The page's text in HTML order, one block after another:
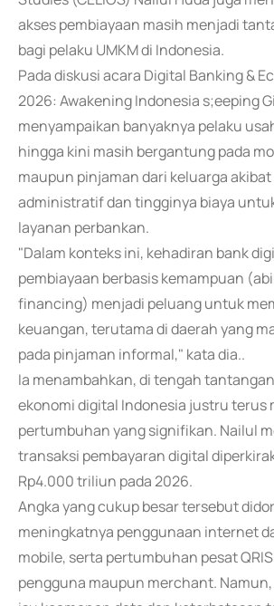
akses pembiayaan masih menjadi
bagi pelaku UMKM di Indonesia.
Pada diskusi acara Digital Banking &
2026: Awakening Indonesia s;eeping
menyampaikan banyaknya pelaku
hingga kini masih bergantung pada
maupun pinjaman dari keluarga
administratif dan tingginya biaya
layanan perbankan.
"Dalam konteks ini, kehadiran bank
pembiayaan berbasis kemampuan
financing) menjadi peluang untuk
keuangan, terutama di daerah yang
pada pinjaman informal," kata dia..
Ia menambahkan, di tengah
ekonomi digital Indonesia justru terus
pertumbuhan yang signifikan. Nailul
transaksi pembayaran digital
Rp4.000 triliun pada 2026.
Angka yang cukup besar tersebut
meningkatnya penggunaan internet
mobile, serta pertumbuhan pesat
pengguna maupun merchant.